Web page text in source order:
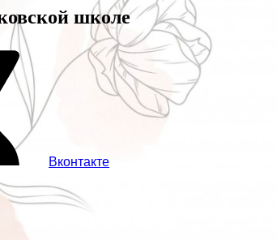
школе
Вконтакте